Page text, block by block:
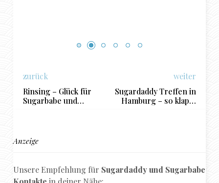
zurück
Rinsing – Glück für
Sugarbabe und
weiter
Sugardaddy Treffen in
Hamburg – so klappt
Anzeige
Unsere Empfehlung für Sugardaddy und Sugarbabe